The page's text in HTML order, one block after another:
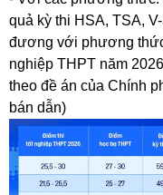
quả kỳ thi HSA, TSA,
đương với phương
nghiệp THPT năm
theo đề án của Chính
bán dẫn)